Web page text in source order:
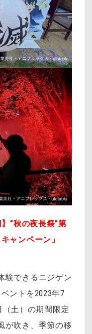
“秋の夜長祭”第
ャンペーン」
験できるニジゲン
ントを2023年7
（土）の期間限定
が吹き、季節の移